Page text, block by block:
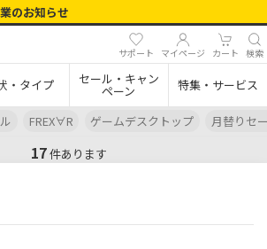
のお知らせ
サポート マイページ カート 検索
・タイプ セール・キャン
ペーン 特集・サービス
FREX∀R ゲームデスクトップ 月替りセ
17件あります